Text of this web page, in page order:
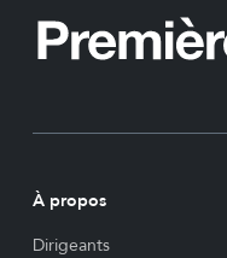
À propos
Dirigeants